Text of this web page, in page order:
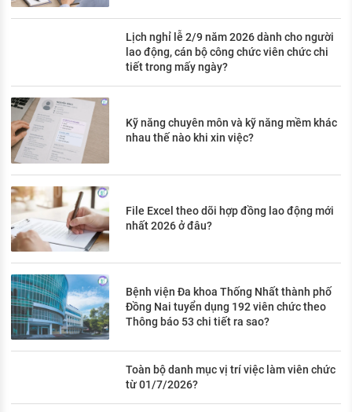
Lịch nghỉ lễ 2/9 năm 2026 dành cho người
lao động, cán bộ công chức viên chức chi
tiết trong mấy ngày?
Kỹ năng chuyên môn và kỹ năng mềm khác
nhau thế nào khi xin việc?
File Excel theo dõi hợp đồng lao động mới
nhất 2026 ở đâu?
Bệnh viện Đa khoa Thống Nhất thành phố
Đồng Nai tuyển dụng 192 viên chức theo
Thông báo 53 chi tiết ra sao?
Toàn bộ danh mục vị trí việc làm viên chức
từ 01/7/2026?